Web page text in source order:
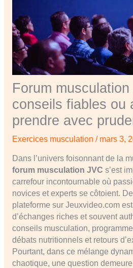
Forum musculation
conseils fiables ou
prendre avec
Exercices musculation / mars 3,
Dans l’univers foisonnant de la
forum musculation JVC s’est
carrefour incontournable où
novices et experts se côtoient.
plateforme sur Jeuxvideo.com
d’échanges riches et souvent
conseils musculation,
débats nutritionnels et retours
Pourtant, dans ce mélange
chaotique, une question